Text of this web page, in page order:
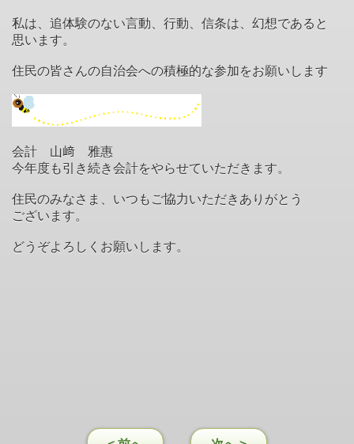
私は、追体験のない言動、行動、信条は、幻想であると
思います。
住民の皆さんの自治会への積極的な参加をお願いします
会計 山﨑 雅惠
今年度も引き続き会計をやらせていただきます。
住民のみなさま、いつもご協力いただきありがとう
ございます。
どうぞよろしくお願いします。